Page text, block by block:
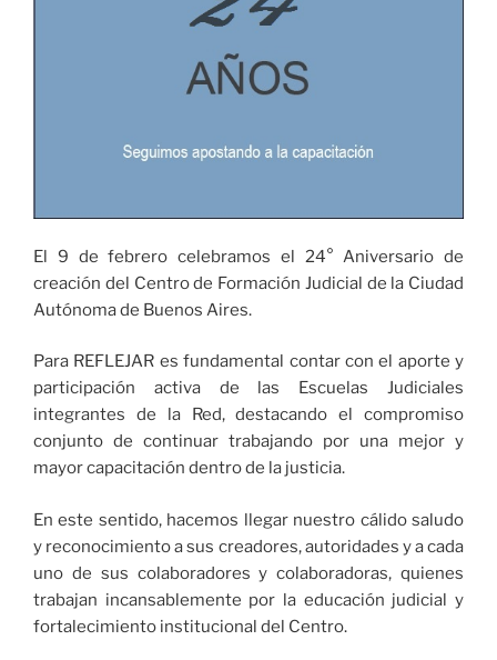
El 9 de febrero celebramos el 24° Aniversario de
creación del Centro de Formación Judicial de la Ciudad
Autónoma de Buenos Aires.
Para REFLEJAR es fundamental contar con el aporte y
participación activa de las Escuelas Judiciales
integrantes de la Red, destacando el compromiso
conjunto de continuar trabajando por una mejor y
mayor capacitación dentro de la justicia.
En este sentido, hacemos llegar nuestro cálido saludo
y reconocimiento a sus creadores, autoridades y a cada
uno de sus colaboradores y colaboradoras, quienes
trabajan incansablemente por la educación judicial y
fortalecimiento institucional del Centro.